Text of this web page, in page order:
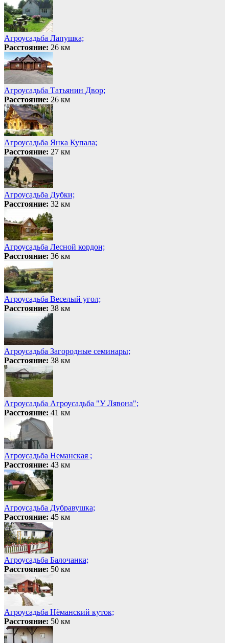
Агроусадьба Лапушка;
Расстояние: 26 км
Агроусадьба Татьянин Двор;
Расстояние: 26 км
Агроусадьба Янка Купала;
Расстояние: 27 км
Агроусадьба Дубки;
Расстояние: 32 км
Агроусадьба Лесной кордон;
Расстояние: 36 км
Агроусадьба Веселый угол;
Расстояние: 38 км
Агроусадьба Загородные семинары;
Расстояние: 38 км
Агроусадьба Агроусадьба "У Лявона";
Расстояние: 41 км
Агроусадьба Неманская ;
Расстояние: 43 км
Агроусадьба Дубравушка;
Расстояние: 45 км
Агроусадьба Балочанка;
Расстояние: 50 км
Агроусадьба Нёманский куток;
Расстояние: 50 км